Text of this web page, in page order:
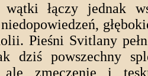
łączy jednak
Pieśni Svitlany
dziś powszechny
ale zmęczenie i